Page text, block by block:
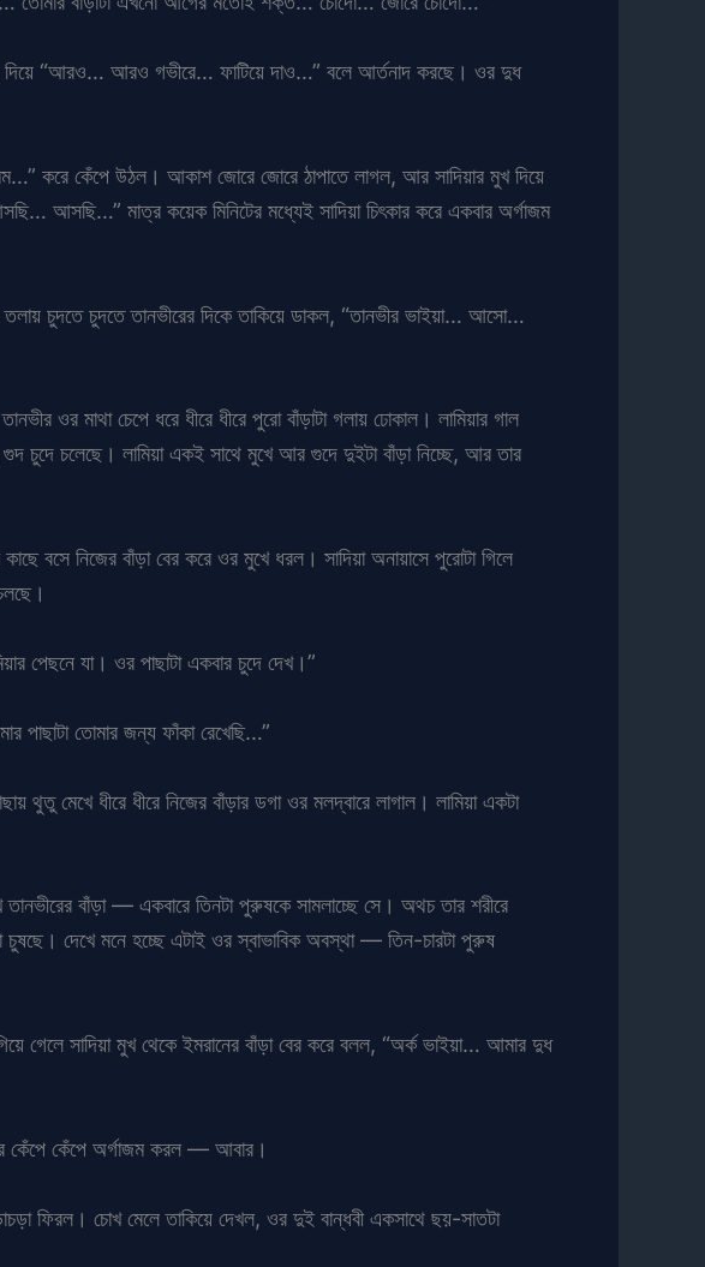
দিয়ে “আরও… আরও গভীরে… ফাটিয়ে দাও…” বলে আর্তনাদ করছে। ওর দুধ
করে কেঁপে উঠল। আকাশ জোরে জোরে ঠাপাতে লাগল, আর সাদিয়ার মুখ দিয়ে
মাত্র কয়েক মিনিটের মধ্যেই সাদিয়া চিৎকার করে একবার অর্গাজম
তলায় চুদতে চুদতে তানভীরের দিকে তাকিয়ে ডাকল, “তানভীর ভাইয়া… আসো…
ওর মাথা চেপে ধরে ধীরে ধীরে পুরো বাঁড়াটা গলায় ঢোকাল। লামিয়ার গাল
চলেছে। লামিয়া একই সাথে মুখে আর গুদে দুইটা বাঁড়া নিচ্ছে, আর তার
বসে নিজের বাঁড়া বের করে ওর মুখে ধরল। সাদিয়া অনায়াসে পুরোটা গিলে
পেছনে যা। ওর পাছাটা একবার চুদে দেখ।”
পাছাটা তোমার জন্য ফাঁকা রেখেছি…”
থুতু মেখে ধীরে ধীরে নিজের বাঁড়ার ডগা ওর মলদ্বারে লাগাল। লামিয়া একটা
তানভীরের বাঁড়া — একবারে তিনটা পুরুষকে সামলাচ্ছে সে। অথচ তার শরীরে
দেখে মনে হচ্ছে এটাই ওর স্বাভাবিক অবস্থা — তিন-চারটা পুরুষ
গেলে সাদিয়া মুখ থেকে ইমরানের বাঁড়া বের করে বলল, “অর্ক ভাইয়া… আমার দুধ
কেঁপে কেঁপে অর্গাজম করল — আবার।
ফিরল। চোখ মেলে তাকিয়ে দেখল, ওর দুই বান্ধবী একসাথে ছয়-সাতটা